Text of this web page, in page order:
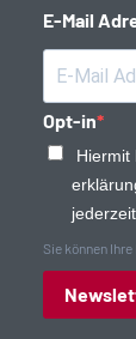
E-Mail
Opt-in
Hiermit
Sie können